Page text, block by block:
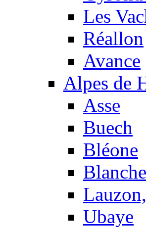
Les
Réallon
Avance
Alpes de
Asse
Buech
Bléone
Blanche
Ubaye